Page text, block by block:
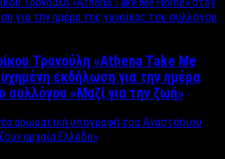
Τρανούλη «Athena Take Me
εκδήλωση για την ημέρα
συλλόγου «Μαζί για την ζωή»